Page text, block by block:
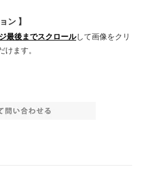
ン 】
最後までスクロールして画像をクリ
ます。